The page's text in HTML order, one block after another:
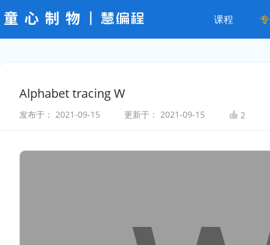
课程
Alphabet tracing W
发布于： 2021-09-15 更新于： 2021-09-15 2